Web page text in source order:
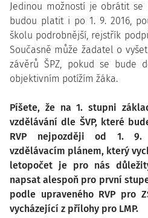
Jedinou možností je obrátit se
budou platit i po 1. 9. 2016,
školu podrobnější, rejstřík
Současně může žadatel o
závěrů ŠPZ, pokud se bude
objektivním potížím žáka.
Píšete, že na 1. stupni
vzdělávání dle ŠVP, které
RVP nejpozději od 1. 9.
vzdělávacím plánem, který
letopočet je pro nás
napsat alespoň pro první
podle upraveného RVP pro
vycházející z přílohy pro LMP.